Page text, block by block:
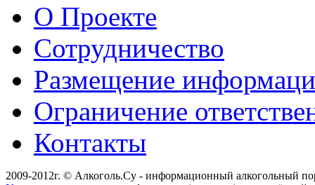
О Проекте
Сотрудничество
Размещение
Ограничение
Контакты
2009-2012г. © Алкоголь.Су - информационный алкогольный